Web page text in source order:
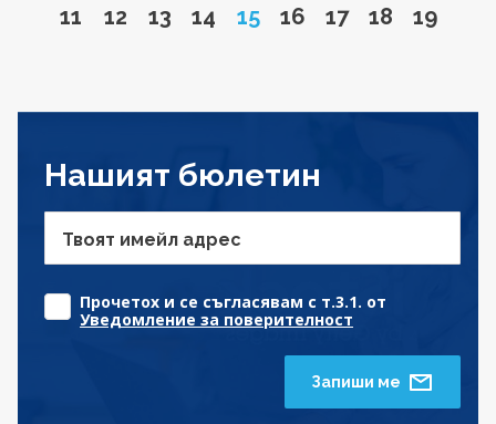
Go to page
11 Go to page
12 Go to page
13 Go to page
14 Page
15 Go to page
16 Go to page
17 Go to page
18 Go to
19
Нашият бюлетин
Твоят имейл адрес
Прочетох и се съгласявам с т.3.1. от
Уведомление за поверителност
Запиши ме